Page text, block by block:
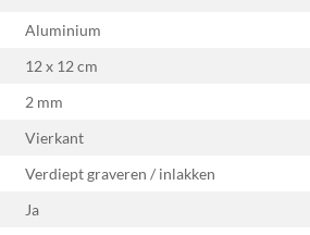
Aluminium
12 x 12
2 mm
Vierkant
Verdiept graveren / inlakken
Ja